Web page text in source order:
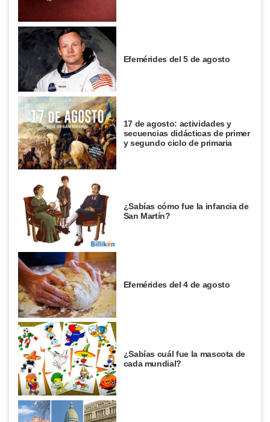
Efemérides del 5 de agosto
17 de agosto: actividades y
secuencias didácticas de primer
y segundo ciclo de primaria
¿Sabías cómo fue la infancia de
San Martín?
Efemérides del 4 de agosto
¿Sabías cuál fue la mascota de
cada mundial?